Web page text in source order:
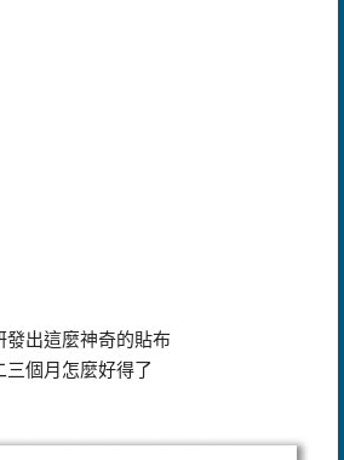
發出這麼神奇的貼布
個月怎麼好得了